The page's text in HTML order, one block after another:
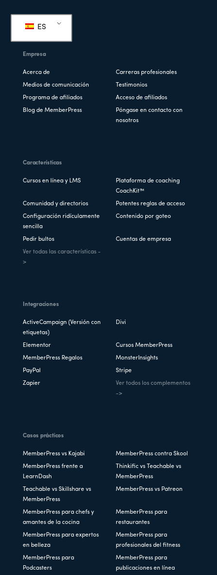
de
página
ES
Empresa
Acerca de Carreras profesionales
Medios de comunicación Testimonios
Programa de afiliados Acceso de afiliados
Blog de MemberPress
Póngase en contacto con
nosotros
Características
Cursos en línea y LMS
Plataforma de coaching
CoachKit™
Comunidad y directorios Potentes reglas de acceso
Configuración ridículamente
sencilla
Contenido por goteo
Pedir bultos Cuentas de empresa
Ver todas las características -
>
Integraciones
ActiveCampaign (Versión con
etiquetas)
Divi
Elementor Cursos MemberPress
MemberPress Regalos MonsterInsights
PayPal Stripe
Zapier
Ver todos los complementos
->
Casos prácticos
MemberPress vs Kajabi MemberPress contra Skool
MemberPress frente a
LearnDash
Thinkific vs Teachable vs
MemberPress
Teachable vs Skillshare vs
MemberPress
MemberPress vs Patreon
MemberPress para chefs y
amantes de la cocina
MemberPress para
restaurantes
MemberPress para expertos
en belleza
MemberPress para
profesionales del fitness
MemberPress para
Podcasters
MemberPress para
publicaciones en línea